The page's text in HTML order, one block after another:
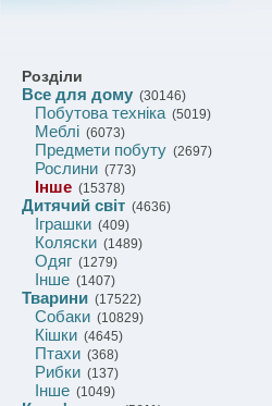
Розділи
Все для дому (30146)
Побутова техніка(5019)
Меблі (6073)
Предмети побуту (2697)
Рослини (773)
Інше (15378)
Дитячий світ (4636)
Іграшки (409)
Коляски (1489)
Одяг (1279)
Інше (1407)
Тварини (17522)
Собаки (10829)
Кішки (4645)
Птахи (368)
Рибки (137)
Інше (1049)